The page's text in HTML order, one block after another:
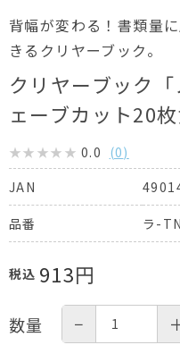
背幅が変わる！書類量
きるクリヤーブック。
クリヤーブック
ェーブカット20
0.0 (0)
JAN
品番 ラ-
税込 913円
数量 −